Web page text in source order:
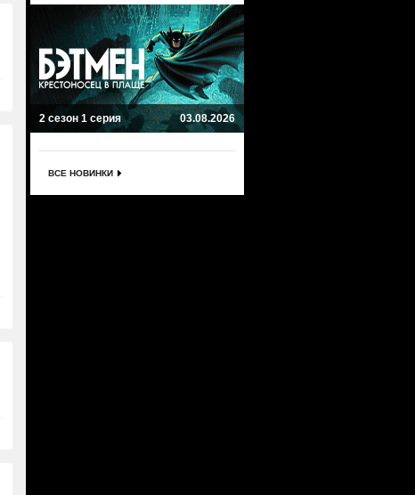
2 сезон 1 серия 03.08.2026
ВСЕ НОВИНКИ